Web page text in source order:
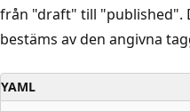
från "draft" till "published".
bestäms av den angivna
YAML